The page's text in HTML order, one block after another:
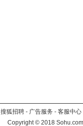
搜狐招聘 - 广告服务 - 客服中心
Copyright©2018